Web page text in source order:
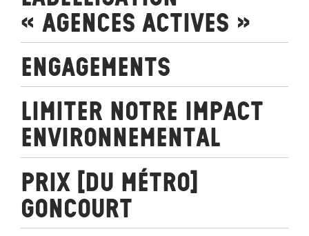
« Agences Actives »
Engagements
Limiter notre impact
environnemental
Prix [du métro]
Goncourt